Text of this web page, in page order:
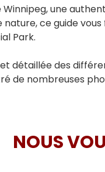
Winnipeg, une
ce guide
Park.
détaillée des
de nombreuses
NOUS